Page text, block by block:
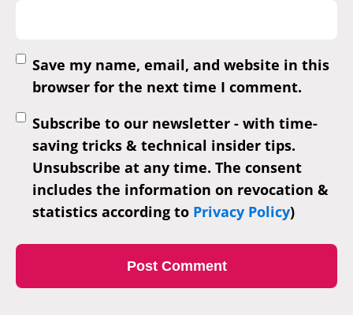
Save my name, email, and website in this
browser for the next time I comment.
Subscribe to our newsletter - with time-
saving tricks & technical insider tips.
Unsubscribe at any time. The consent
includes the information on revocation &
statistics according to Privacy Policy)